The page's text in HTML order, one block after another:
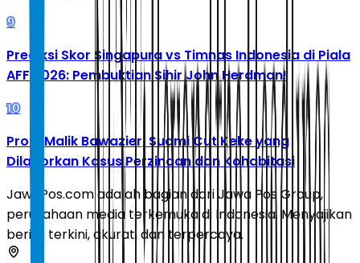
9
Prediksi Skor Singapura vs Timnas Indonesia di Piala
AFF 2026: Pembuktian Sihir John Herdman!
10
Profil Malik Bawazier, Suami Cut Keke yang
Dilaporkan Kasus Perzinaan dan Kohabitasi
JawaPos.com adalah bagian dari Jawa Pos Group,
perusahaan media terkemuka di Indonesia. Menyajikan
berita terkini, akurat, dan terpercaya.